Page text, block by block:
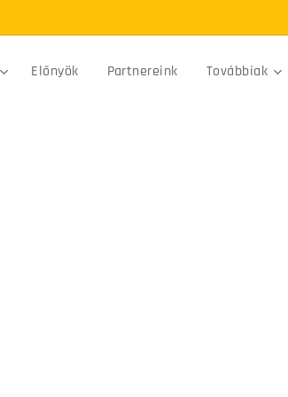
Előnyök Partnereink Továbbiak